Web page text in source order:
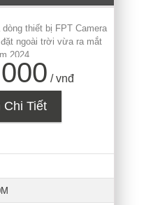
thiết bị FPT Camera
ngoài trời vừa ra mắt
2024.
/ vnđ
Chi Tiết